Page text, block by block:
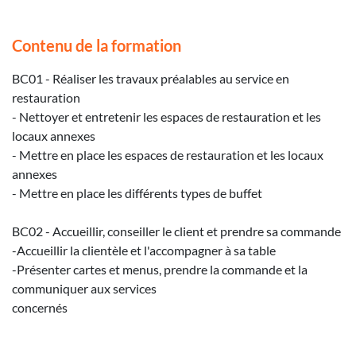
Contenu de la formation
BC01 - Réaliser les travaux préalables au service en
restauration
- Nettoyer et entretenir les espaces de restauration et les
locaux annexes
- Mettre en place les espaces de restauration et les locaux
annexes
- Mettre en place les différents types de buffet
BC02 - Accueillir, conseiller le client et prendre sa commande
-Accueillir la clientèle et l'accompagner à sa table
-Présenter cartes et menus, prendre la commande et la
communiquer aux services
concernés